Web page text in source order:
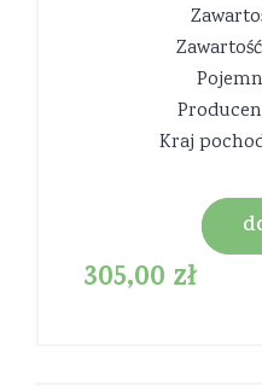
Kraj
305,00 zł